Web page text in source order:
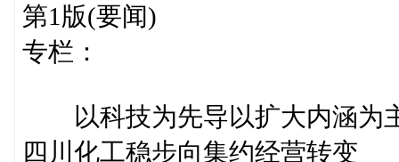
第1版(要闻)
专栏：
以科技为先导以扩大内涵为
四川化工稳步向集约经营转变